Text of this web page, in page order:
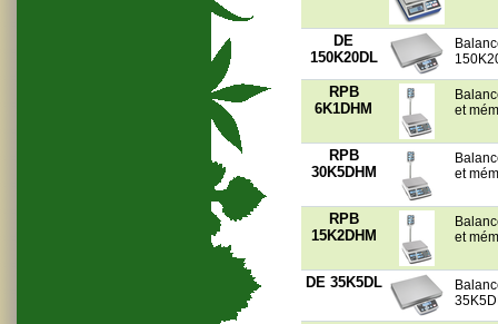
DE
150K20DL
RPB
6K1DHM
et
RPB
30K5DHM
et
RPB
15K2DHM
et
DE 35K5DL